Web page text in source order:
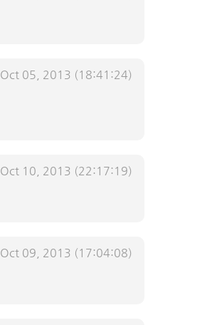
Oct 05, 2013 (18:41:24)
Oct 10, 2013 (22:17:19)
Oct 09, 2013 (17:04:08)